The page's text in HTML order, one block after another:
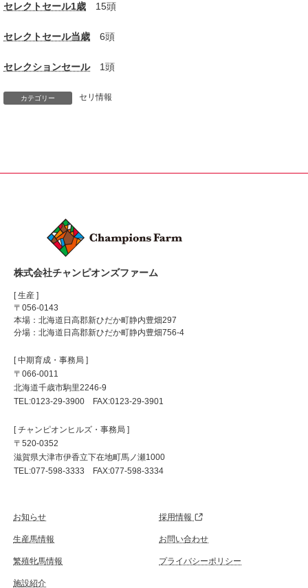
セレクトセール1歳 15頭
セレクトセール当歳 6頭
セレクションセール1頭
カテゴリー セリ情報
株式会社チャンピオンズファーム
[ 生産 ]
〒056-0143
本場：北海道日高郡新ひだか町静内豊畑297
分場：北海道日高郡新ひだか町静内豊畑756-4
[ 中期育成・事務局 ]
〒066-0011
北海道千歳市駒里2246-9
TEL:0123-29-3900 FAX:0123-29-3901
[ チャンピオンヒルズ・事務局 ]
〒520-0352
滋賀県大津市伊香立下在地町馬ノ瀬1000
TEL:077-598-3333 FAX:077-598-3334
お知らせ
生産馬情報
繁殖牝馬情報
施設紹介
採用情報
お問い合わせ
プライバシーポリシー